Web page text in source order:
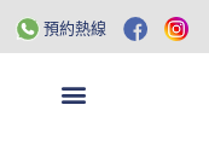
預約熱線